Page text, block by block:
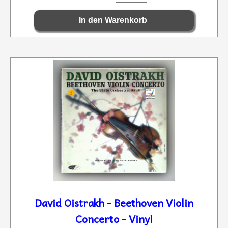
David Oistrakh - Beethoven Violin
Concerto - Vinyl